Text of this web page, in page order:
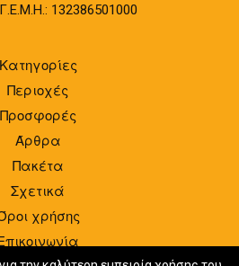
132386501000
Κατηγορίες
Περιοχές
Προσφορές
Άρθρα
Πακέτα
Σχετικά
χρήσης